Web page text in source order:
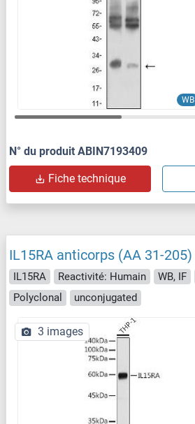
WB
N° du produit ABIN7193409
Fiche technique
IL15RA anticorps (AA 31-205)
IL15RA Reactivité: Humain WB, IF
Polyclonal
unconjugated
3 images